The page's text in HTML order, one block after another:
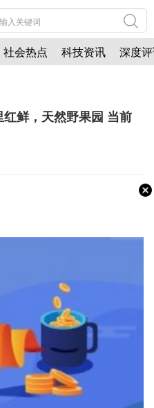
社会热点 科技资讯 深度
鲜，天然野果园 当前